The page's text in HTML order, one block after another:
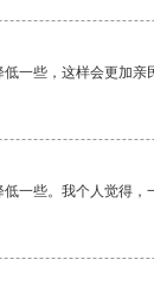
一些，这样会更加亲
一些。我个人觉得，